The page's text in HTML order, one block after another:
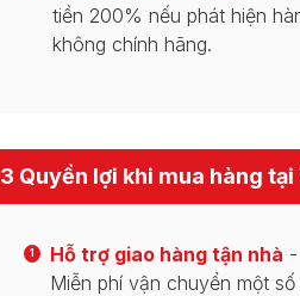
tiền 200% nếu phát hiện
không chính hãng.
3 Quyền lợi khi mua hàng
1 Hỗ trợ giao hàng tận nhà -
Miễn phí vận chuyển một số